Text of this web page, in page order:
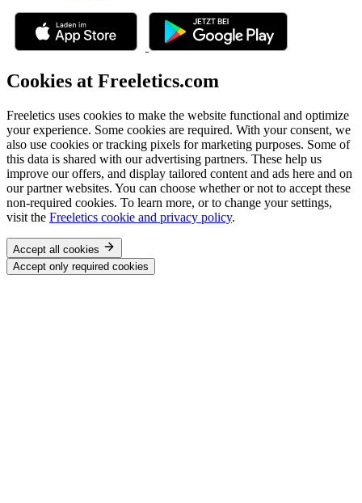
Cookies at Freeletics.com
Freeletics uses cookies to make the website functional and optimize
your experience. Some cookies are required. With your consent, we
also use cookies or tracking pixels for marketing purposes. Some of
this data is shared with our advertising partners. These help us
improve our offers, and display tailored content and ads here and on
our partner websites. You can choose whether or not to accept these
non-required cookies. To learn more, or to change your settings,
visit the Freeletics cookie and privacy policy.
Accept all cookies
Accept only required cookies